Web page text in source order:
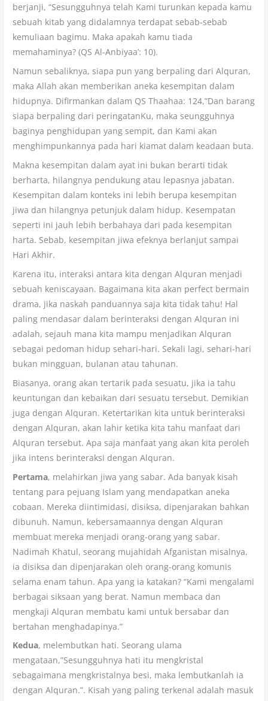
berjanji, “Sesungguhnya telah Kami turunkan kepada kamu
sebuah kitab yang didalamnya terdapat sebab-sebab
kemuliaan bagimu. Maka apakah kamu tiada
memahaminya? (QS Al-Anbiyaa’: 10).
Namun sebaliknya, siapa pun yang berpaling dari Alquran,
maka Allah akan memberikan aneka kesempitan dalam
hidupnya. Difirmankan dalam QS Thaahaa: 124,”Dan barang
siapa berpaling dari peringatanKu, maka seungguhnya
baginya penghidupan yang sempit, dan Kami akan
menghimpunkannya pada hari kiamat dalam keadaan buta.
Makna kesempitan dalam ayat ini bukan berarti tidak
berharta, hilangnya pendukung atau lepasnya jabatan.
Kesempitan dalam konteks ini lebih berupa kesempitan
jiwa dan hilangnya petunjuk dalam hidup. Kesempatan
seperti ini jauh lebih berbahaya dari pada kesempitan
harta. Sebab, kesempitan jiwa efeknya berlanjut sampai
Hari Akhir.
Karena itu, interaksi antara kita dengan Alquran menjadi
sebuah keniscayaan. Bagaimana kita akan perfect bermain
drama, jika naskah panduannya saja kita tidak tahu! Hal
paling mendasar dalam berinteraksi dengan Alquran ini
adalah, sejauh mana kita mampu menjadikan Alquran
sebagai pedoman hidup sehari-hari. Sekali lagi, sehari-hari
bukan mingguan, bulanan atau tahunan.
Biasanya, orang akan tertarik pada sesuatu, jika ia tahu
keuntungan dan kebaikan dari sesuatu tersebut. Demikian
juga dengan Alquran. Ketertarikan kita untuk berinteraksi
dengan Alquran, akan lahir ketika kita tahu manfaat dari
Alquran tersebut. Apa saja manfaat yang akan kita peroleh
jika intens berinteraksi dengan Alquran.
Pertama, melahirkan jiwa yang sabar. Ada banyak kisah
tentang para pejuang Islam yang mendapatkan aneka
cobaan. Mereka diintimidasi, disiksa, dipenjarakan bahkan
dibunuh. Namun, kebersamaannya dengan Alquran
membuat mereka menjadi orang-orang yang sabar.
Nadimah Khatul, seorang mujahidah Afganistan misalnya,
ia disiksa dan dipenjarakan oleh orang-orang komunis
selama enam tahun. Apa yang ia katakan? “Kami mengalami
berbagai siksaan yang berat. Namun membaca dan
mengkaji Alquran membatu kami untuk bersabar dan
bertahan menghadapinya.”
Kedua, melembutkan hati. Seorang ulama
mengataan,”Sesungguhnya hati itu mengkristal
sebagaimana mengkristalnya besi, maka lembutkanlah ia
dengan Alquran.”. Kisah yang paling terkenal adalah masuk